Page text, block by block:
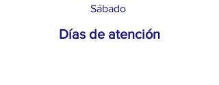
Sábado
Días de atención